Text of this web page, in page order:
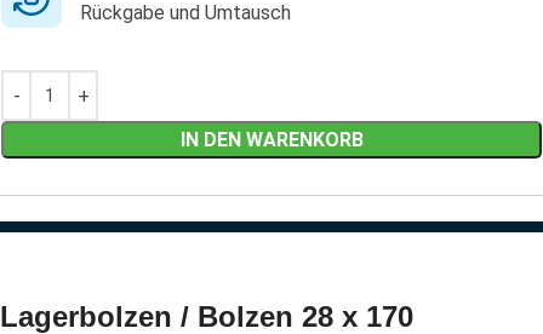
Rückgabe und Umtausch
IN DEN WARENKORB
Lagerbolzen / Bolzen 28 x 170